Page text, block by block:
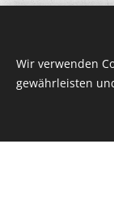
Wir verwenden
gewährleisten